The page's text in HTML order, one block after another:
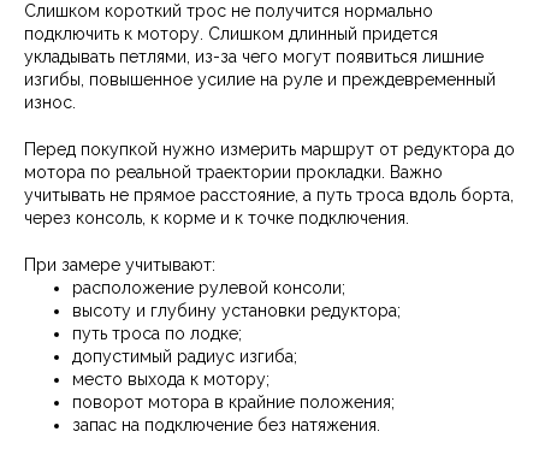
Слишком короткий трос не получится нормально
подключить к мотору. Слишком длинный придется
укладывать петлями, из-за чего могут появиться лишние
изгибы, повышенное усилие на руле и преждевременный
износ.
Перед покупкой нужно измерить маршрут от редуктора до
мотора по реальной траектории прокладки. Важно
учитывать не прямое расстояние, а путь троса вдоль борта,
через консоль, к корме и к точке подключения.
При замере учитывают:
расположение рулевой консоли;
высоту и глубину установки редуктора;
путь троса по лодке;
допустимый радиус изгиба;
место выхода к мотору;
поворот мотора в крайние положения;
запас на подключение без натяжения.